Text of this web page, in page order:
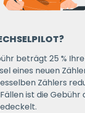
?
beträgt 25 %
eines neuen
Zählers
ist die